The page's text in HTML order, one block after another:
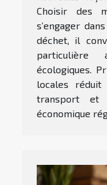
Choisir des
s’engager
déchet, il
particulière
écologiques.
locales réduit
transport et
économique